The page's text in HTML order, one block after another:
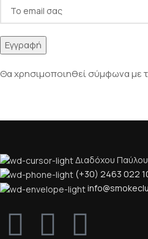
Θα χρησιμοποιηθεί σύμφωνα με
Διαδόχου
(+30) 2463 022